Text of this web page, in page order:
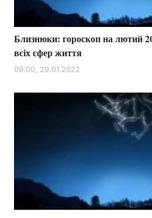
Близнюки: гороскоп на лютий
всіх сфер життя
09:00, 29.01.2022